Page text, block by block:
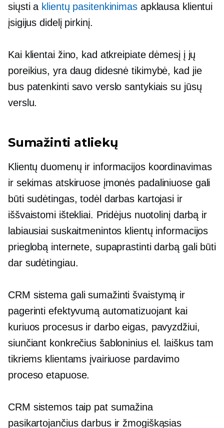
siųsti a klientų pasitenkinimasapklausa klientui
įsigijus didelį pirkinį.
Kai klientai žino, kad atkreipiate dėmesį į jų
poreikius, yra daug didesnė tikimybė, kad jie
bus patenkinti savo verslo santykiais su jūsų
verslu.
Sumažinti atliekų
Klientų duomenų ir informacijos koordinavimas
ir sekimas atskiruose įmonės padaliniuose gali
būti sudėtingas, todėl darbas kartojasi ir
iššvaistomi ištekliai. Pridėjus nuotolinį darbą ir
labiausiai suskaitmenintos klientų informacijos
prieglobą internete, supaprastinti darbą gali būti
dar sudėtingiau.
CRM sistema gali sumažinti švaistymą ir
pagerinti efektyvumą automatizuojant kai
kuriuos procesus ir darbo eigas, pavyzdžiui,
siunčiant konkrečius šabloninius el. laiškus tam
tikriems klientams įvairiuose pardavimo
proceso etapuose.
CRM sistemos taip pat sumažina
pasikartojančius darbus ir žmogiškąsias